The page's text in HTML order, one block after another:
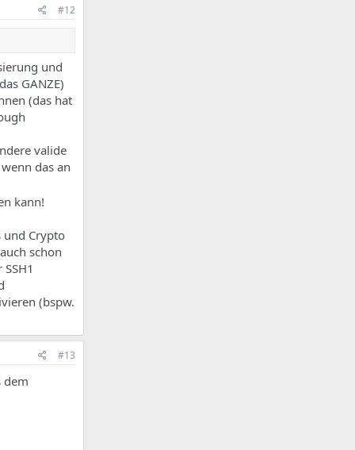
#12
und
GANZE)
(das hat
valide
das an
kann!
und Crypto
schon
(bspw.
#13
dem